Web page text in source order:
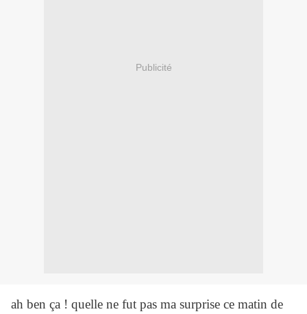
Publicité
ah ben ça ! quelle ne fut pas ma surprise ce matin de